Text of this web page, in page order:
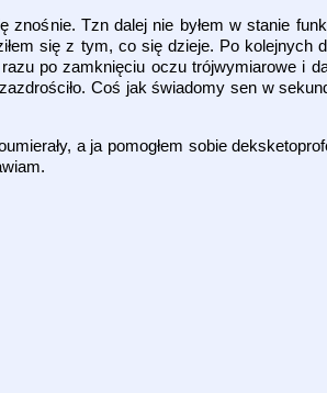
Tzn dalej nie byłem w stanie
się z tym, co się dzieje. Po kolejnych
po zamknięciu oczu trójwymiarowe i
Coś jak świadomy sen w
a ja pomogłem sobie